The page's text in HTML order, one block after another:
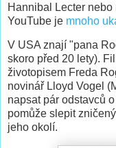
Hannibal Lecter
YouTube je mnoho
V USA znají "pana
skoro před 20 lety).
životopisem Freda
novinář Lloyd Vogel
napsat pár odstavců
pomůže slepit
jeho okolí.